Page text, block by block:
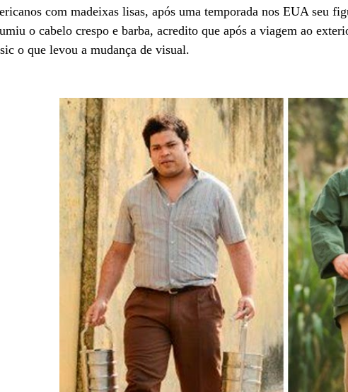
com madeixas lisas, após uma temporada nos EUA seu
o cabelo crespo e barba, acredito que após a viagem ao
o que levou a mudança de visual.